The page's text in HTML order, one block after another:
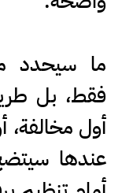
ما سيحدد
فقط، بل
أول مخالفة،
عندها